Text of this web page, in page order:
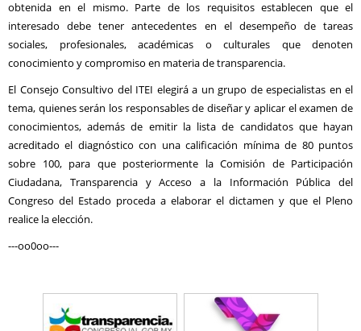
obtenida en el mismo. Parte de los requisitos establecen que el
interesado debe tener antecedentes en el desempeño de tareas
sociales, profesionales, académicas o culturales que denoten
conocimiento y compromiso en materia de transparencia.
El Consejo Consultivo del ITEI elegirá a un grupo de especialistas en el
tema, quienes serán los responsables de diseñar y aplicar el examen de
conocimientos, además de emitir la lista de candidatos que hayan
acreditado el diagnóstico con una calificación mínima de 80 puntos
sobre 100, para que posteriormente la Comisión de Participación
Ciudadana, Transparencia y Acceso a la Información Pública del
Congreso del Estado proceda a elaborar el dictamen y que el Pleno
realice la elección.
---oo0oo---